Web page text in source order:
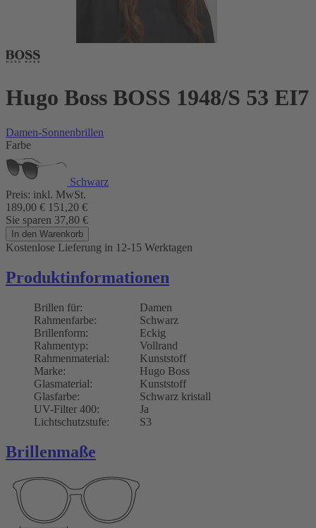
Hugo Boss BOSS 1948/S 53 EI7
Damen-Sonnenbrillen
Farbe
Schwarz
Preis: inkl. MwSt.
189,00 € 151,20 €
Sie sparen 37,80 €
In den Warenkorb
Kostenlose Lieferung in 12-15 Werktagen
Produktinformationen
Brillen für:
Damen
Rahmenfarbe:
Schwarz
Brillenform:
Eckig
Rahmentyp:
Vollrand
Rahmenmaterial:
Kunststoff
Marke:
Hugo Boss
Glasmaterial:
Kunststoff
Glasfarbe:
Schwarz kristall
UV-Filter 400:
Ja
Lichtschutzstufe:
S3
Brillenmaße